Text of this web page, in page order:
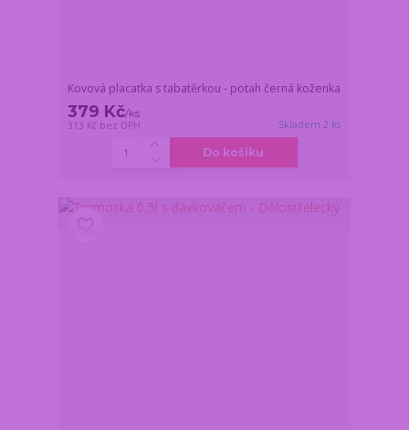
Kovová placatka s tabatěrkou - potah černá koženka
379 Kč/ks
313 Kč bez DPH Skladem 2 ks
Do košíku